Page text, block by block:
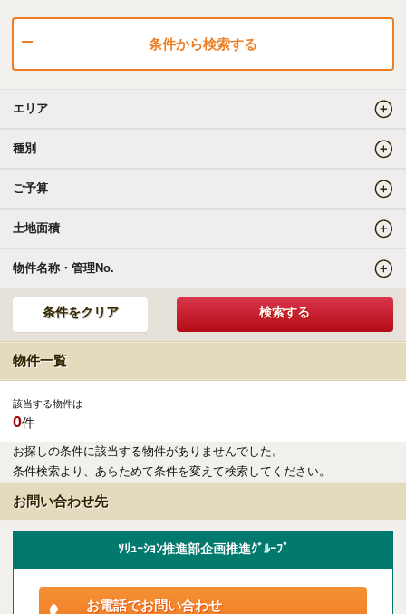
条件から検索する
エリア
種別
ご予算
土地面積
物件名称・管理No.
物件一覧
該当する物件は
0件
お探しの条件に該当する物件がありませんでした。
条件検索より、あらためて条件を変えて検索してください。
お問い合わせ先
ｿﾘｭｰｼｮﾝ推進部企画推進ｸﾞﾙｰﾌﾟ
お電話でお問い合わせ
売却方法等について相談したい
仲介でのご売却とは
リゾートSTYLE
リゾートに関する様々なお役立ち情報をお届け
受託販売システム
新着物件お知らせメールに登録
ご契約後アンケートのご案内